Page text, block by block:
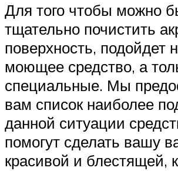
Для того чтобы можно
тщательно почистить
поверхность, подойдет
моющее средство, а
специальные. Мы
вам список наиболее
данной ситуации
помогут сделать вашу
красивой и блестящей,